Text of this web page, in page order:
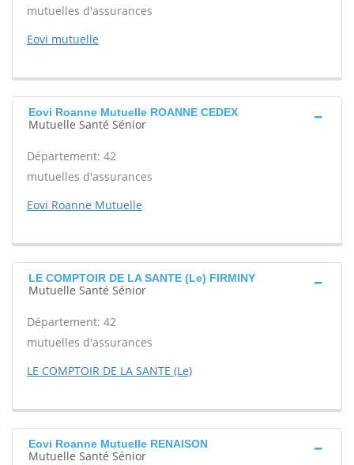
mutuelles d'assurances
Eovi mutuelle
Eovi Roanne Mutuelle ROANNE CEDEX
Mutuelle Santé Sénior
Département: 42
mutuelles d'assurances
Eovi Roanne Mutuelle
LE COMPTOIR DE LA SANTE (Le) FIRMINY
Mutuelle Santé Sénior
Département: 42
mutuelles d'assurances
LE COMPTOIR DE LA SANTE (Le)
Eovi Roanne Mutuelle RENAISON
Mutuelle Santé Sénior